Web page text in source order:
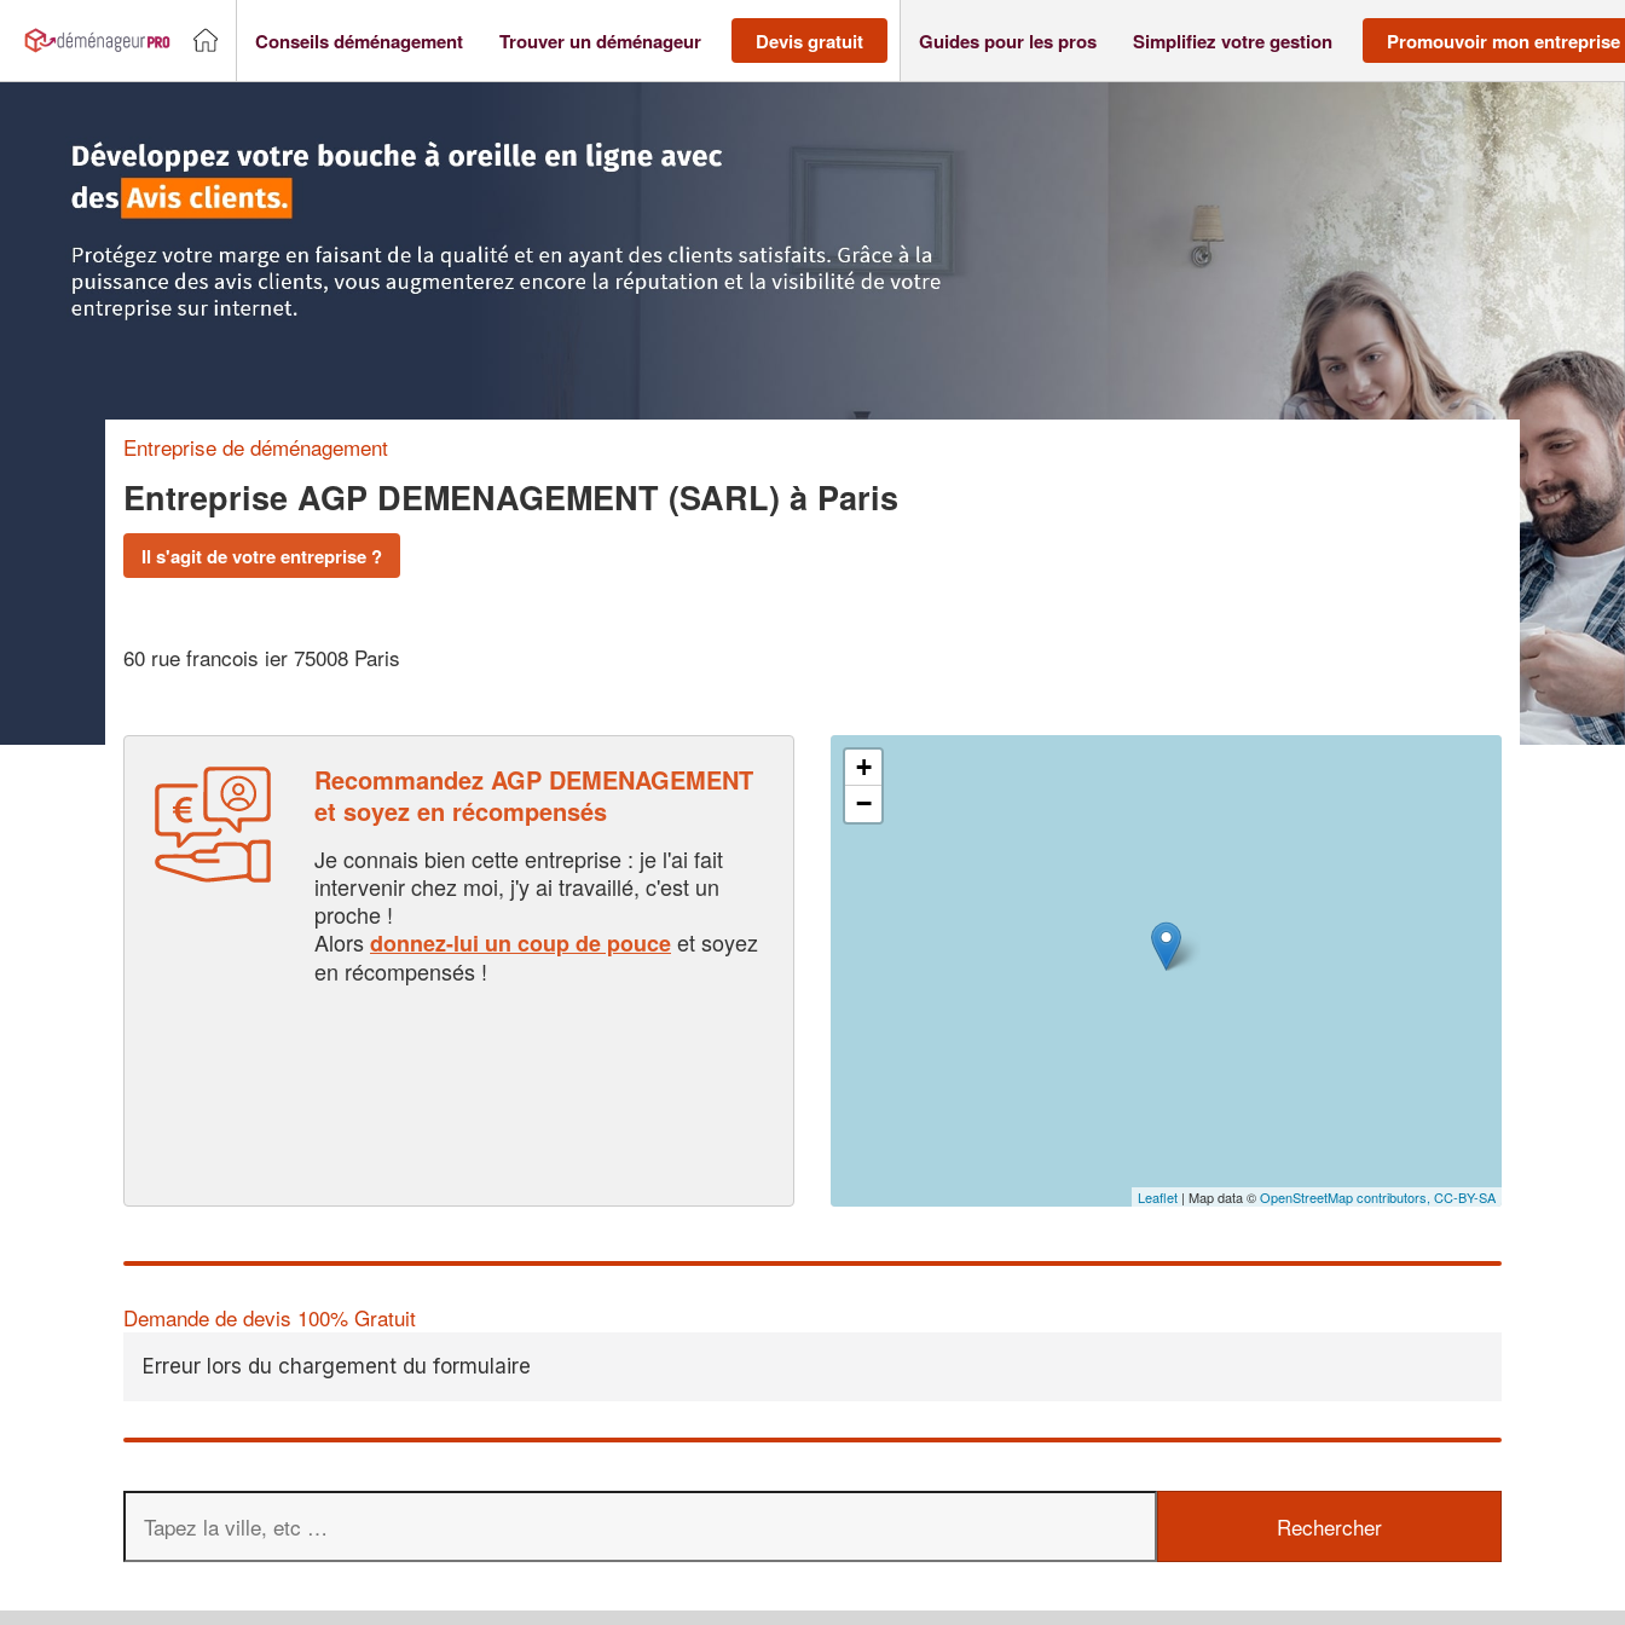
Conseils déménagement Trouver un déménageur Devis gratuit Guides pour les pros Simplifiez votre gestion Promouvoir mon entreprise
Entreprise de déménagement
Entreprise AGP DEMENAGEMENT (SARL) à Paris
Il s'agit de votre entreprise ?
60 rue francois ier 75008 Paris
Recommandez AGP DEMENAGEMENT
et soyez en récompensés
Je connais bien cette entreprise : je l'ai fait
intervenir chez moi, j'y ai travaillé, c'est un
proche !
Alorsdonnez-lui un coup de pouceet soyez
en récompensés !
+
−
Leaflet | Map data ©OpenStreetMap contributors, CC-BY-SA
Demande de devis 100% Gratuit
Erreur lors du chargement du formulaire